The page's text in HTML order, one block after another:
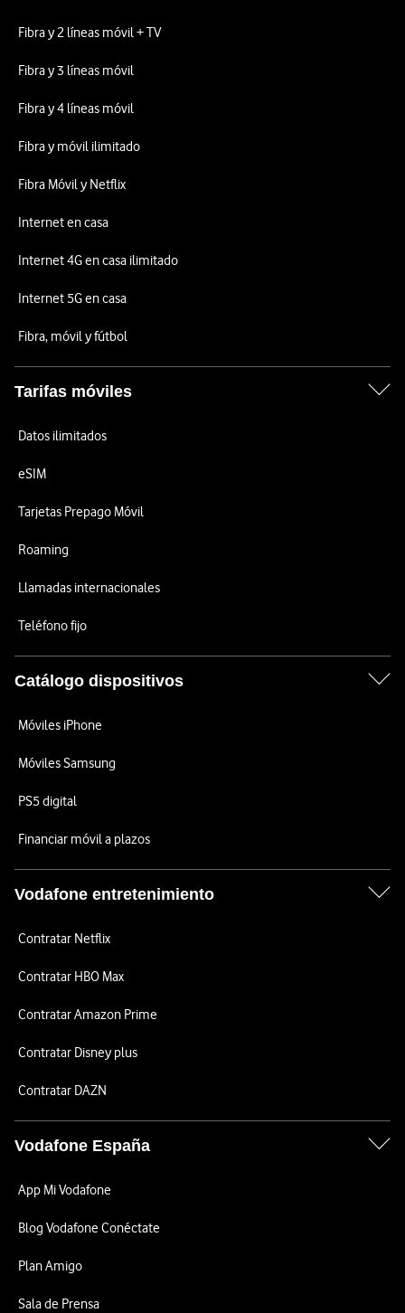
Fibra y 2 líneas móvil + TV
Fibra y 3 líneas móvil
Fibra y 4 líneas móvil
Fibra y móvil ilimitado
Fibra Móvil y Netflix
Internet en casa
Internet 4G en casa ilimitado
Internet 5G en casa
Fibra, móvil y fútbol
Tarifas móviles
Datos ilimitados
eSIM
Tarjetas Prepago Móvil
Roaming
Llamadas internacionales
Teléfono fijo
Catálogo dispositivos
Móviles iPhone
Móviles Samsung
PS5 digital
Financiar móvil a plazos
Vodafone entretenimiento
Contratar Netflix
Contratar HBO Max
Contratar Amazon Prime
Contratar Disney plus
Contratar DAZN
Vodafone España
App Mi Vodafone
Blog Vodafone Conéctate
Plan Amigo
Sala de Prensa